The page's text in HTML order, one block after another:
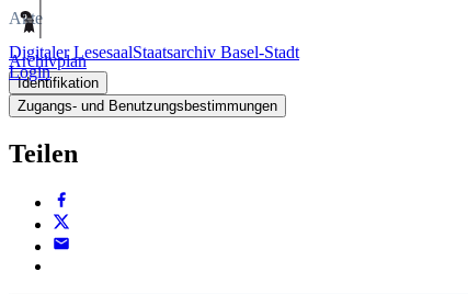
Digitaler LesesaalStaatsarchiv Basel-Stadt
Login
Akte
Archivplan
Identifikation
Zugangs- und Benutzungsbestimmungen
Teilen